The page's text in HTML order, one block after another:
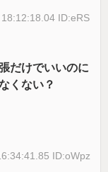
ID:eRS
だけでいいのに
くない？
ID:oWpz